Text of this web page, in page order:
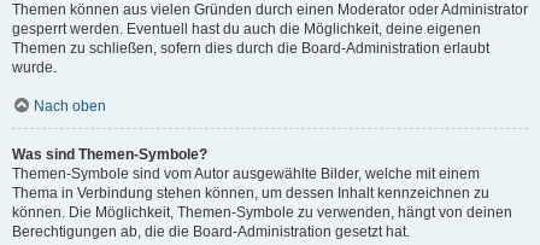
Themen können aus vielen Gründen durch einen Moderator oder Administrator
gesperrt werden. Eventuell hast du auch die Möglichkeit, deine eigenen
Themen zu schließen, sofern dies durch die Board-Administration erlaubt
wurde.
Nach oben
Was sind Themen-Symbole?
Themen-Symbole sind vom Autor ausgewählte Bilder, welche mit einem
Thema in Verbindung stehen können, um dessen Inhalt kennzeichnen zu
können. Die Möglichkeit, Themen-Symbole zu verwenden, hängt von deinen
Berechtigungen ab, die die Board-Administration gesetzt hat.